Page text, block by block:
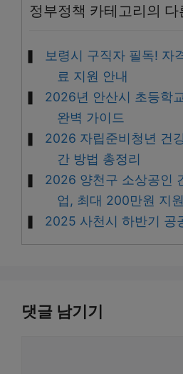
정부정책 카테고리의 다
보령시 구직자 필독! 자
료 지원 안내
2026년 안산시 초등학
완벽 가이드
2026 자립준비청년 건
간 방법 총정리
2026 양천구 소상공인
업, 최대 200만원 지원
2025 사천시 하반기 공
댓글 남기기